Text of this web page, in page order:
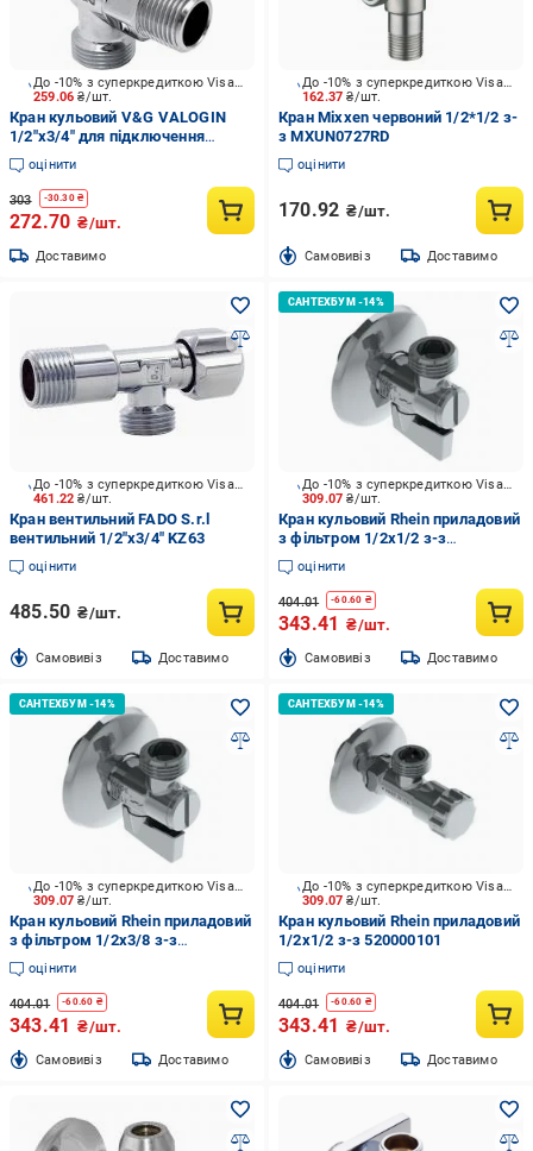
259.06₴/шт.
До -10% з суперкредиткою Visa Вигода
Кран кульовий V&G VALOGIN
1/2"х3/4" для підключення
сантехнічних приладів VG-
501102
оцінити
303 -30.30₴
272.70 ₴/шт.
Доставимо
162.37₴/шт.
До -10% з суперкредиткою Visa Вигода
Кран Mixxen червоний 1/2*1/2 з-
з MXUN0727RD
оцінити
170.92 ₴/шт.
Cамовивіз Доставимо
461.22₴/шт.
До -10% з суперкредиткою Visa Вигода
Кран вентильний FADO S.r.l
вентильний 1/2"x3/4" KZ63
оцінити
485.50 ₴/шт.
Cамовивіз Доставимо
309.07₴/шт.
До -10% з суперкредиткою Visa Вигода
Кран кульовий Rhein приладовий
з фільтром 1/2x1/2 з-з
500000001
оцінити
404.01 -60.60 ₴
343.41 ₴/шт.
Cамовивіз Доставимо
309.07₴/шт.
До -10% з суперкредиткою Visa Вигода
Кран кульовий Rhein приладовий
з фільтром 1/2x3/8 з-з
500000000
оцінити
404.01 -60.60 ₴
343.41 ₴/шт.
Cамовивіз Доставимо
309.07₴/шт.
До -10% з суперкредиткою Visa Вигода
Кран кульовий Rhein приладовий
1/2x1/2 з-з 520000101
оцінити
404.01 -60.60 ₴
343.41 ₴/шт.
Cамовивіз Доставимо